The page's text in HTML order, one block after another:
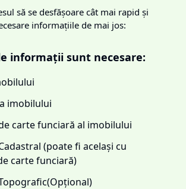
să se desfășoare cât mai rapid și
informațiile de mai jos:
informații sunt necesare:
imobilului
carte funciară al imobilului
(poate fi același cu
carte funciară)